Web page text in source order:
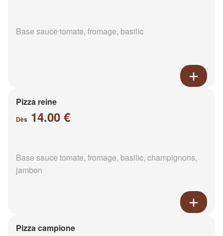
Base sauce tomate, fromage, basilic
Pizza reine
Dès 14.00 €
Base sauce tomate, fromage, basilic, champignons,
jambon
Pizza campione